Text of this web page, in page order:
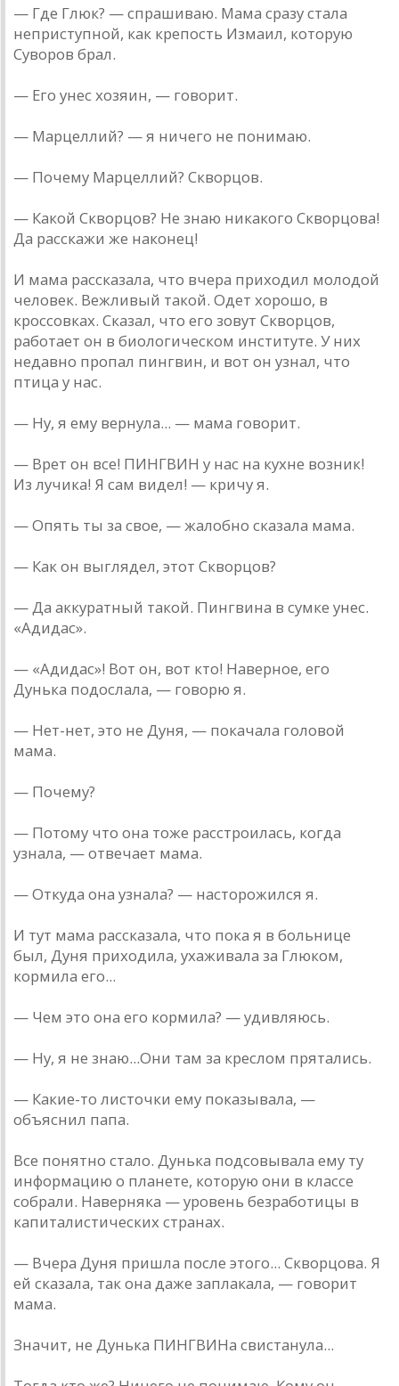
— Где Глюк? — спрашиваю. Мама сразу стала
неприступной, как крепость Измаил, которую
Суворов брал.
— Его унес хозяин, — говорит.
— Марцеллий? — я ничего не понимаю.
— Почему Марцеллий? Скворцов.
— Какой Скворцов? Не знаю никакого Скворцова!
Да расскажи же наконец!
И мама рассказала, что вчера приходил молодой
человек. Вежливый такой. Одет хорошо, в
кроссовках. Сказал, что его зовут Скворцов,
работает он в биологическом институте. У них
недавно пропал пингвин, и вот он узнал, что
птица у нас.
— Ну, я ему вернула... — мама говорит.
— Врет он все! ПИНГВИН у нас на кухне возник!
Из лучика! Я сам видел! — кричу я.
— Опять ты за свое, — жалобно сказала мама.
— Как он выглядел, этот Скворцов?
— Да аккуратный такой. Пингвина в сумке унес.
«Адидас».
— «Адидас»! Вот он, вот кто! Наверное, его
Дунька подослала, — говорю я.
— Нет-нет, это не Дуня, — покачала головой
мама.
— Почему?
— Потому что она тоже расстроилась, когда
узнала, — отвечает мама.
— Откуда она узнала? — насторожился я.
И тут мама рассказала, что пока я в больнице
был, Дуня приходила, ухаживала за Глюком,
кормила его...
— Чем это она его кормила? — удивляюсь.
— Ну, я не знаю...Они там за креслом прятались.
— Какие-то листочки ему показывала, —
объяснил папа.
Все понятно стало. Дунька подсовывала ему ту
информацию о планете, которую они в классе
собрали. Наверняка — уровень безработицы в
капиталистических странах.
— Вчера Дуня пришла после этого... Скворцова. Я
ей сказала, так она даже заплакала, — говорит
мама.
Значит, не Дунька ПИНГВИНа свистанула...